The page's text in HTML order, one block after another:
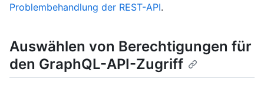
Problembehandlung der REST-API.
Auswählen von Berechtigungen für
den GraphQL-API-Zugriff